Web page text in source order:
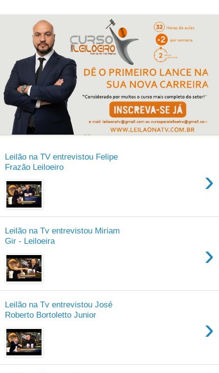
Leilão na TV entrevistou Felipe
Frazão Leiloeiro
›
Leilão na Tv entrevistou Miriam
Gir - Leiloeira
›
Leilão na Tv entrevistou José
Roberto Bortoletto Junior
›